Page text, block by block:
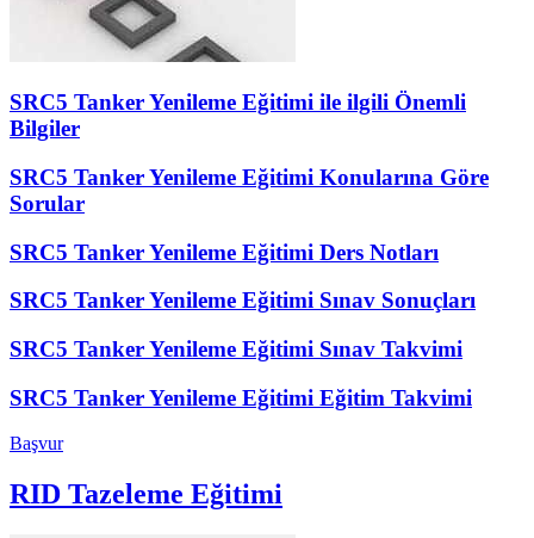
SRC5 Tanker Yenileme Eğitimi ile ilgili Önemli
Bilgiler
SRC5 Tanker Yenileme Eğitimi Konularına Göre
Sorular
SRC5 Tanker Yenileme Eğitimi Ders Notları
SRC5 Tanker Yenileme Eğitimi Sınav Sonuçları
SRC5 Tanker Yenileme Eğitimi Sınav Takvimi
SRC5 Tanker Yenileme Eğitimi Eğitim Takvimi
Başvur
RID Tazeleme Eğitimi